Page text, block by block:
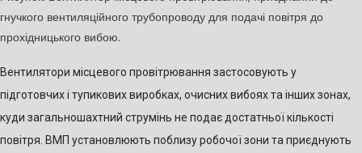
гнучкого вентиляційного трубопроводу для подачі повітря до
прохідницького вибою.
Вентилятори місцевого провітрювання застосовують у
підготовчих і тупикових виробках, очисних вибоях та інших зонах,
куди загальношахтний струмінь не подає достатньої кількості
повітря. ВМП установлюють поблизу робочої зони та приєднують